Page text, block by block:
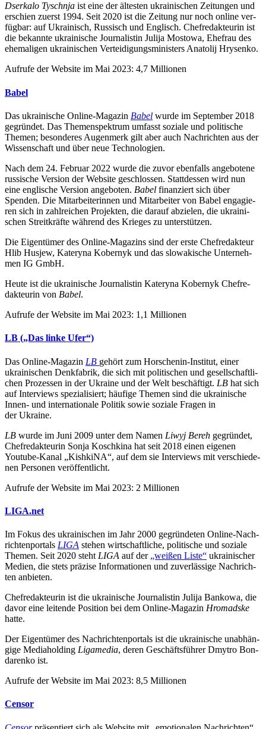
Dser­kalo Tyschnja ist eine der ältes­ten ukrai­ni­schen Zei­tun­gen und
erschien zuerst 1994. Seit 2020 ist die Zeitung nur noch online ver­
füg­bar: auf Ukrai­nisch, Rus­sisch und Eng­lisch. Chef­re­dak­teu­rin ist
die bekannte ukrai­ni­sche Jour­na­lis­tin Julija Mostowa, Ehefrau des
ehe­ma­li­gen ukrai­ni­schen Ver­tei­di­gungs­mi­nis­ters Ana­to­lij Hrysenko.
Aufrufe der Website im Mai 2023: 4,7 Millionen
Babel
Das ukrai­ni­sche Online-Magazin Babel wurde im Sep­tem­ber 2018
gegrün­det. Das The­men­spek­trum umfasst soziale und poli­ti­sche
Themen; beson­de­res Augen­merk gilt aber auch Nach­rich­ten aus der
Wis­sen­schaft und über neue Technologien.
Nach dem 24. Februar 2022 wurde die zuvor eben­falls ange­bo­tene
rus­si­sche Version der Website geschlos­sen. Statt­des­sen wird nun
eine eng­li­sche Version ange­bo­ten. Babel finan­ziert sich über
Spenden. Die Mit­ar­bei­te­rin­nen und Mit­ar­bei­ter von Babel enga­gie­
ren sich in zahl­rei­chen Pro­jek­ten, die darauf abzie­len, die ukrai­ni­
schen Streit­kräfte während des Krieges zu unterstützen.
Die Eigen­tü­mer des Online-Maga­zins sind der erste Chef­re­dak­teur
Hlib Husjew, Kateryna Kober­nyk und das slo­wa­ki­sche Unter­neh­
men IG GmbH.
Heute ist die ukrai­ni­sche Jour­na­listin Kateryna Kober­nyk Chef­re­
dak­teurin von Babel.
Aufrufe der Website im Mai 2023: 1,1 Millionen
LB („Das linke Ufer“)
Das Online-Magazin LB gehört zum Hor­schenin-Insti­tut, einer
ukrai­ni­schen Denk­fa­brik, die sich mit poli­ti­schen und gesell­schaft­li­
chen Pro­zes­sen in der Ukraine und der Welt beschäf­tigt. LB hat sich
auf Inter­views spe­zia­li­siert; häufige Themen sind die ukrai­ni­sche
Innen- und inter­na­tio­nale Politik sowie soziale Fragen in
der Ukraine.
LB wurde im Juni 2009 unter dem Namen Liwyj Bereh gegrün­det,
Chef­re­dak­teu­rin Sonja Kosch­kina hat seit 2018 einen eigenen
Youtube-Kanal „Kish­kiNA“, auf dem sie Inter­views mit ver­schie­de­
nen Per­so­nen veröffentlicht.
Aufrufe der Website im Mai 2023: 2 Millionen
LIGA.net
Im Fokus des ukrai­ni­schen im Jahr 2000 gegrün­de­ten Online-Nach­
rich­ten­por­tals LIGA stehen wirt­schaft­li­che, poli­ti­sche und soziale
Themen. Seit 2020 steht LIGA auf der „weißen Liste“ ukrai­ni­scher
Medien, die stets präzise Infor­ma­tio­nen und zuver­läs­sige Nach­rich­
ten anbieten.
Chef­re­dak­teu­rin ist die ukrai­ni­sche Jour­na­lis­tin Julija Bankowa, die
davor eine lei­tende Posi­tion bei dem Online-Magazin Hro­madske
hatte.
Der Eigen­tü­mer des Nach­rich­ten­por­tals ist die ukrai­ni­sche unab­hän­
gige Media­hol­ding Liga­me­dia, deren Geschäfts­füh­rer Dmytro Bon­
da­renko ist.
Aufrufe der Website im Mai 2023: 8,5 Millionen
Censor